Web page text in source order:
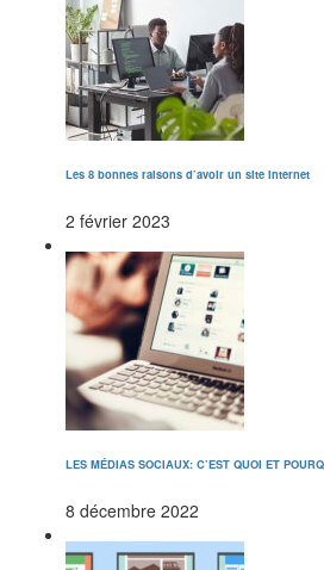
Les 8 bonnes raisons d’avoir un site internet
2 février 2023
LES MÉDIAS SOCIAUX: C’EST QUOI ET
8 décembre 2022